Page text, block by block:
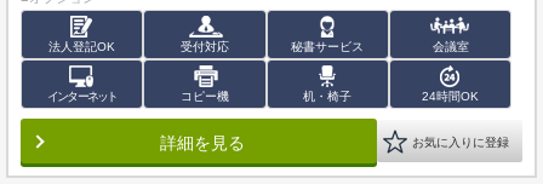
法人登記OK 受付対応 秘書サービス 会議室
インターネット コピー機 机・椅子 24時間OK
詳細を見る お気に入りに登録